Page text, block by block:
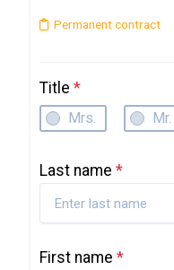
Permanent contract
Title *
Mrs. Mr.
Last name *
First name *